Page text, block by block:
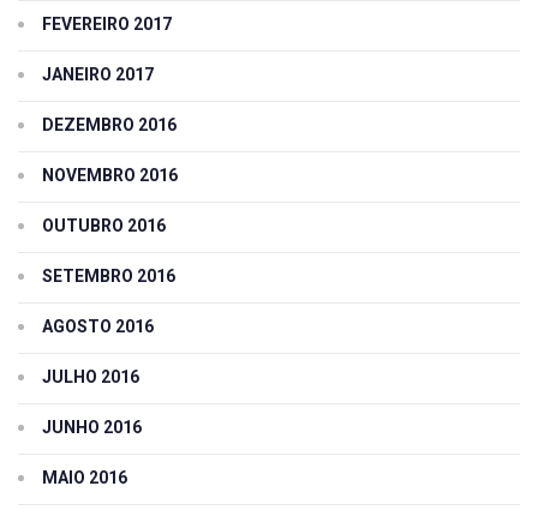
FEVEREIRO 2017
JANEIRO 2017
DEZEMBRO 2016
NOVEMBRO 2016
OUTUBRO 2016
SETEMBRO 2016
AGOSTO 2016
JULHO 2016
JUNHO 2016
MAIO 2016